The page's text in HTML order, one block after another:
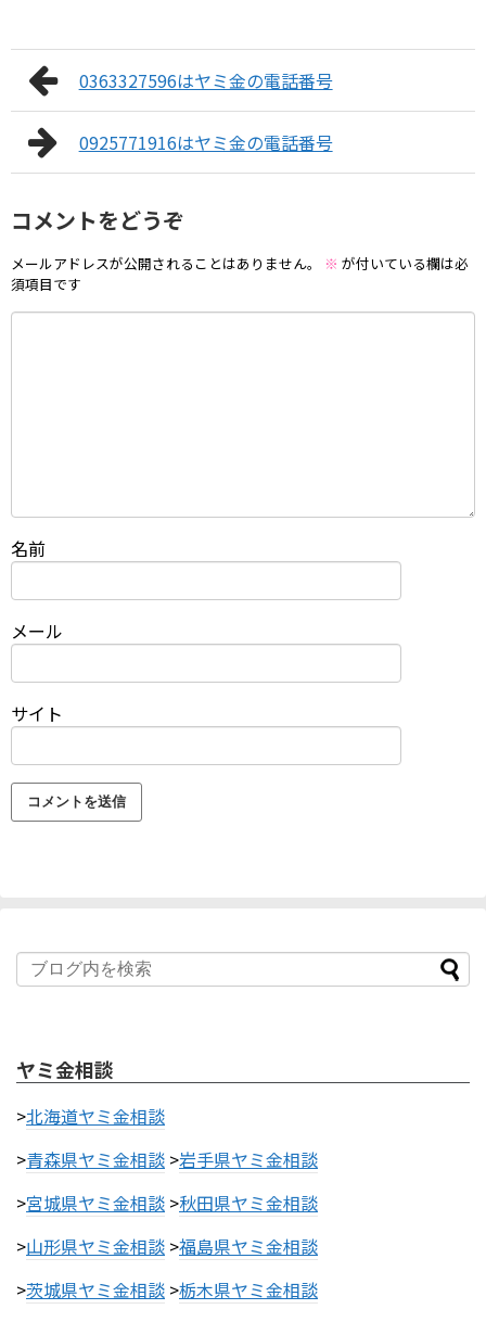
0363327596はヤミ金の電話番号
0925771916はヤミ金の電話番号
コメントをどうぞ
メールアドレスが公開されることはありません。 ※ が付いている欄は必
須項目です
名前
メール
サイト
ヤミ金相談
>北海道ヤミ金相談
>青森県ヤミ金相談 >岩手県ヤミ金相談
>宮城県ヤミ金相談 >秋田県ヤミ金相談
>山形県ヤミ金相談 >福島県ヤミ金相談
>茨城県ヤミ金相談 >栃木県ヤミ金相談